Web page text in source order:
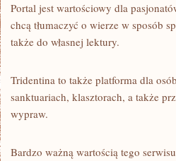
Portal jest wartościowy dla
chcą tłumaczyć o wierze w sposób
także do własnej lektury.
Tridentina to także platforma dla
sanktuariach, klasztorach, a także
wypraw.
Bardzo ważną wartością tego